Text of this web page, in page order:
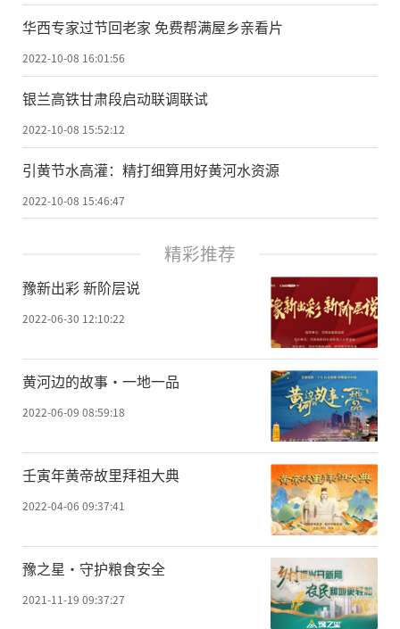
华西专家过节回老家 免费帮满屋乡亲看片
2022-10-08 16:01:56
银兰高铁甘肃段启动联调联试
2022-10-08 15:52:12
引黄节水高灌：精打细算用好黄河水资源
2022-10-08 15:46:47
精彩推荐
豫新出彩 新阶层说
2022-06-30 12:10:22
黄河边的故事·一地一品
2022-06-09 08:59:18
壬寅年黄帝故里拜祖大典
2022-04-06 09:37:41
豫之星·守护粮食安全
2021-11-19 09:37:27